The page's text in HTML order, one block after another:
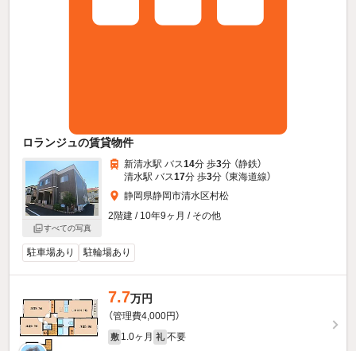
ロランジュの賃貸物件
すべての写真
新清水駅 バス14分 歩3分 （静鉄）
清水駅 バス17分 歩3分 （東海道線）
静岡県静岡市清水区村松
2階建 / 10年9ヶ月 / その他
駐車場あり 駐輪場あり
7.7万円
（管理費4,000円）
敷 1.0ヶ月 礼 不要